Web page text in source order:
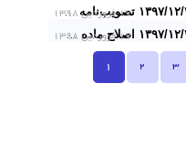
۱۷ فروردین ۱۳۹۸ شماره۱۷۱۶۰۲/ت۵۶۱۴۳هـ ۱۳۹۷/۱۲/۲۰ تصویب‌نامه در خصوص تعیین طبقه‌بندی گرمسیری در شهرستان‌های چرام و دهدشت (استان کهگیلویه و بویراحمد) و بخش فورگ در شهرستان داراب (استان فارس)
۱۷ فروردین ۱۳۹۸ شماره۱۷۵۰۰۰/ت۵۶۲۸۷هـ ۱۳۹۷/۱۲/۲۶ اصلاح ماده (۲۵) آیین‌نامه طبقه‌بندی و تشخیص صلاحیت پیمانکاران
1 2 3